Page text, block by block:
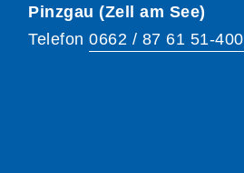
Pinzgau (Zell am See)
Telefon 0662 / 87 61 51-400